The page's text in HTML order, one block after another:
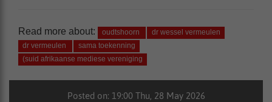
Read more about: oudtshoorn
dr wessel vermeulen
dr vermeulen
sama toekenning
(suid afrikaanse mediese vereniging
Posted on: 19:00 Thu, 28 May 2026